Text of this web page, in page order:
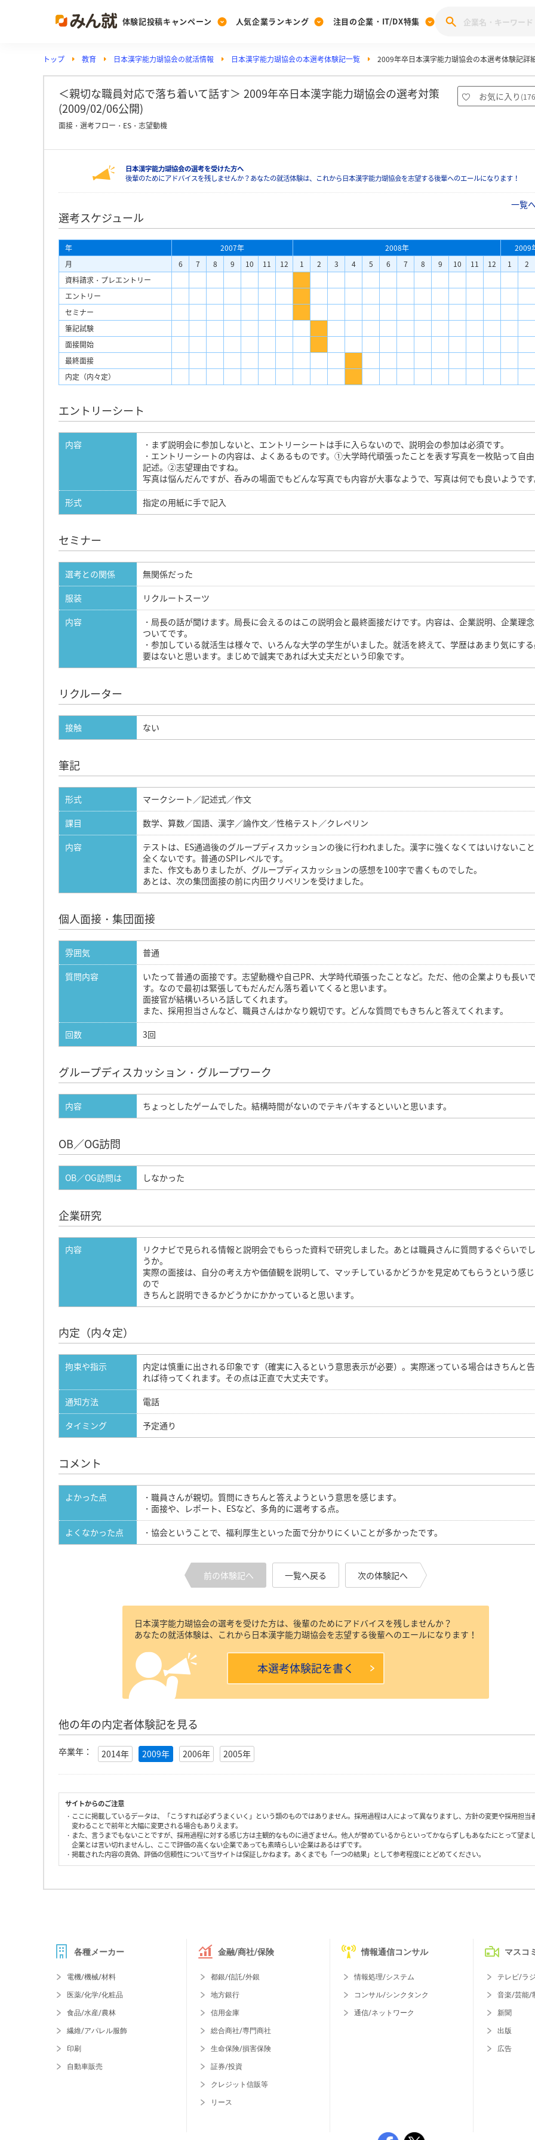
体験記投稿キャンペーン
Post
投稿する
[27卒] 本選考体験記投稿キャンペーン
人気企業ランキング
Ranking
ランキングを見る
みんなのDX企業就職ブランド調査
注目の企業・IT/DX特集
PickUp
注目の企業特集
動画で知ろう！業界・企業研究
トップ 教育 日本漢字能力瑚協会の就活情報 日本漢字能力瑚協会の本選考体験記一覧 2009年卒日本漢字能力瑚協会の本選考体験記詳
＜親切な職員対応で落ち着いて話す＞ 2009年卒日本漢字能力瑚協会の選考対策
(2009/02/06公開)
お気に入り (
面接・選考フロー・ES・志望動機
日本漢字能力瑚協会の選考を受けた方へ
後輩のためにアドバイスを残しませんか？あなたの就活体験は、これから日本漢字能力瑚協会を志望する後輩へのエールになります！
一覧
選考スケジュール
年 2007年 2008年
2009
月
6 7 8 9 10 11 12 1 2 3 4 5 6 7 8 9 10 11 12 1
2
資料請求・プレエントリー
エントリー
セミナー
筆記試験
面接開始
最終面接
内定（内々定）
エントリーシート
内容
・まず説明会に参加しないと、エントリーシートは手に入らないので、説明会の参加は必須です。
・エントリーシートの内容は、よくあるものです。①大学時代頑張ったことを表す写真を一枚貼って自
記述。②志望理由ですね。
写真は悩んだんですが、呑みの場面でもどんな写真でも内容が大事なようで、写真は何でも良いようで
形式
指定の用紙に手で記入
セミナー
選考との関係
無関係だった
服装
リクルートスーツ
内容
・局長の話が聞けます。局長に会えるのはこの説明会と最終面接だけです。内容は、企業説明、企業理
ついてです。
・参加している就活生は様々で、いろんな大学の学生がいました。就活を終えて、学歴はあまり気にす
要はないと思います。まじめで誠実であれば大丈夫だという印象です。
リクルーター
接触 ない
筆記
形式
マークシート／記述式／作文
課目
数学、算数／国語、漢字／論作文／性格テスト／クレペリン
内容
テストは、ES通過後のグループディスカッションの後に行われました。漢字に強くなくてはいけないこ
全くないです。普通のSPIレベルです。
また、作文もありましたが、グループディスカッションの感想を100字で書くものでした。
あとは、次の集団面接の前に内田クリペリンを受けました。
個人面接・集団面接
雰囲気
普通
質問内容
いたって普通の面接です。志望動機や自己PR、大学時代頑張ったことなど。ただ、他の企業よりも長い
す。なので最初は緊張してもだんだん落ち着いてくると思います。
面接官が結構いろいろ話してくれます。
また、採用担当さんなど、職員さんはかなり親切です。どんな質問でもきちんと答えてくれます。
回数
3回
グループディスカッション・グループワーク
内容 ちょっとしたゲームでした。結構時間がないのでテキパキするといいと思います。
OB／OG訪問
OB／OG訪問は しなかった
企業研究
内容
リクナビで見られる情報と説明会でもらった資料で研究しました。あとは職員さんに質問するぐらいで
うか。
実際の面接は、自分の考え方や価値観を説明して、マッチしているかどうかを見定めてもらうという感
ので
きちんと説明できるかどうかにかかっていると思います。
内定（内々定）
拘束や指示
内定は慎重に出される印象です（確実に入るという意思表示が必要）。実際迷っている場合はきちんと
れば待ってくれます。その点は正直で大丈夫です。
通知方法
電話
タイミング
予定通り
コメント
よかった点
・職員さんが親切。質問にきちんと答えようという意思を感じます。
・面接や、レポート、ESなど、多角的に選考する点。
よくなかった点
・協会ということで、福利厚生といった面で分かりにくいことが多かったです。
前の体験記へ 一覧へ戻る 次の体験記へ
日本漢字能力瑚協会の選考を受けた方は、後輩のためにアドバイスを残しませんか？
あなたの就活体験は、これから日本漢字能力瑚協会を志望する後輩へのエールになります！
本選考体験記を書く
他の年の内定者体験記を見る
卒業年： 2014年 2009年 2006年 2005年
サイトからのご注意
・ここに掲載しているデータは、「こうすれば必ずうまくいく」という類のものではありません。採用過程は人によって異なりますし、方針の変更や採用担当
変わることで前年と大幅に変更される場合もありえます。
・また、言うまでもないことですが、採用過程に対する感じ方は主観的なものに過ぎません。他人が誉めているからといってかならずしもあなたにとって望ま
企業とは言い切れませんし、ここで評価の高くない企業であっても素晴らしい企業はあるはずです。
・掲載された内容の真偽、評価の信頼性について当サイトは保証しかねます。あくまでも「一つの結果」として参考程度にとどめてください。
各種メーカー
電機/機械/材料
医薬/化学/化粧品
食品/水産/農林
繊維/アパレル服飾
印刷
自動車販売
金融/商社/保険
都銀/信託/外銀
地方銀行
信用金庫
総合商社/専門商社
生命保険/損害保険
証券/投資
クレジット信販等
リース
情報通信コンサル
情報処理/システム
コンサル/シンクタンク
通信/ネットワーク
マスコ
テレビ/ラ
音楽/芸能/
新聞
出版
広告